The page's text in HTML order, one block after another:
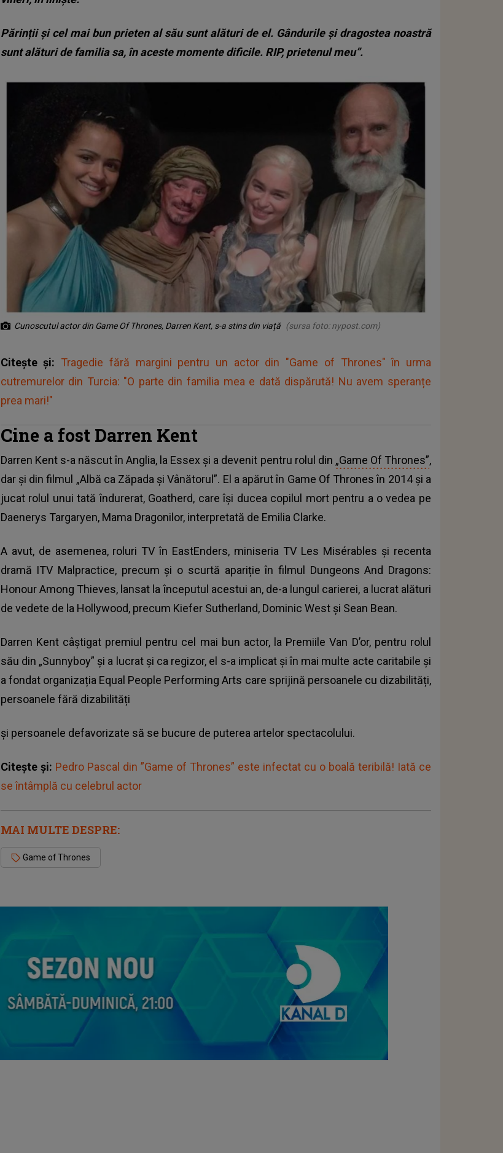
Părinții și cel mai bun prieten al său sunt alături de el. Gândurile și dragostea noastră
sunt alături de familia sa, în aceste momente dificile. RIP, prietenul meu”.
Cunoscutul actor din Game Of Thrones, Darren Kent, s-a stins din viață (sursa foto: nypost.com)
Citește și: Tragedie fără margini pentru un actor din "Game of Thrones" în urma
cutremurelor din Turcia: "O parte din familia mea e dată dispărută! Nu avem speranțe
prea mari!"
Cine a fost Darren Kent
Darren Kent s-a născut în Anglia, la Essex și a devenit pentru rolul din „Game Of Thrones”,
dar și din filmul „Albă ca Zăpada și Vânătorul”. El a apărut în Game Of Thrones în 2014 și a
jucat rolul unui tată îndurerat, Goatherd, care își ducea copilul mort pentru a o vedea pe
Daenerys Targaryen, Mama Dragonilor, interpretată de Emilia Clarke.
A avut, de asemenea, roluri TV în EastEnders, miniseria TV Les Misérables și recenta
dramă ITV Malpractice, precum și o scurtă apariție în filmul Dungeons And Dragons:
Honour Among Thieves, lansat la începutul acestui an, de-a lungul carierei, a lucrat alături
de vedete de la Hollywood, precum Kiefer Sutherland, Dominic West și Sean Bean.
Darren Kent câștigat premiul pentru cel mai bun actor, la Premiile Van D’or, pentru rolul
său din „Sunnyboy” și a lucrat și ca regizor, el s-a implicat și în mai multe acte caritabile și
a fondat organizația Equal People Performing Arts care sprijină persoanele cu dizabilități,
persoanele fără dizabilități
și persoanele defavorizate să se bucure de puterea artelor spectacolului.
Citește și: Pedro Pascal din ”Game of Thrones” este infectat cu o boală teribilă! Iată ce
se întâmplă cu celebrul actor
MAI MULTE DESPRE:
Game of Thrones